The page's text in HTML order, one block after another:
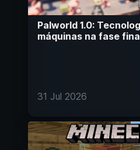
Palworld 1.0:
máquinas na fase
31 Jul 2026